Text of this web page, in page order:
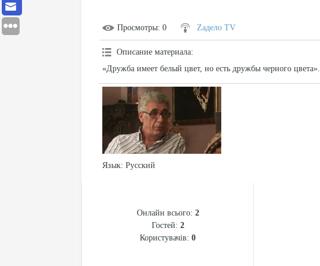
Просмотры: 0 Zадело TV
Описание материала:
«Дружба имеет белый цвет, но есть дружбы черного цвета».
Язык: Русский
Онлайн всього: 2
Гостей: 2
Користувачів: 0